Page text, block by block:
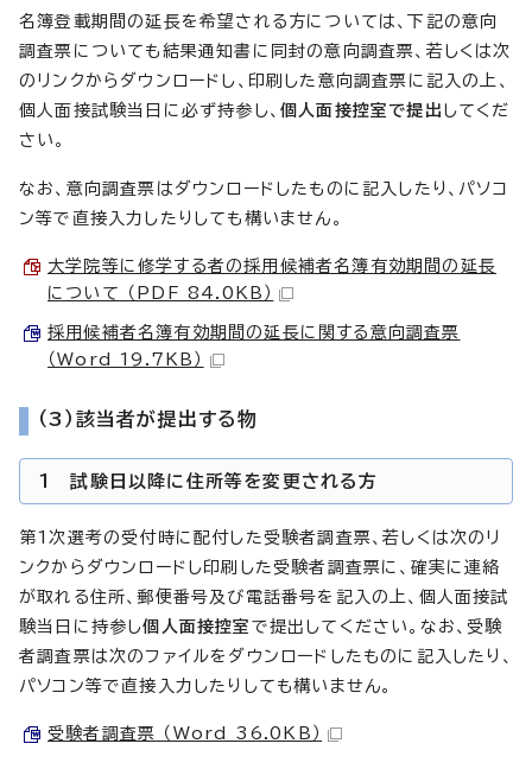
名簿登載期間の延長を希望される方については、下記の意向
調査票についても結果通知書に同封の意向調査票、若しくは次
のリンクからダウンロードし、印刷した意向調査票に記入の上、
個人面接試験当日に必ず持参し、 個人面接控室で提出 してくだ
さい。
なお、意向調査票はダウンロードしたものに記入したり、パソコ
ン等で直接入力したりしても構いません。
大学院等に修学する者の採用候補者名簿有効期間の延長
について （PDF 84.0KB）
採用候補者名簿有効期間の延長に関する意向調査票
（Word 19.7KB）
（3）該当者が提出する物
1 試験日以降に住所等を変更される方
第1次選考の受付時に配付した受験者調査票、若しくは次のリ
ンクからダウンロードし印刷した受験者調査票に、確実に連絡
が取れる住所、郵便番号及び電話番号を記入の上、個人面接試
験当日に持参し個人面接控室 で提出してください。なお、受験
者調査票は次のファイルをダウンロードしたものに記入したり、
パソコン等で直接入力したりしても構いません。
受験者調査票 （Word 36.0KB）